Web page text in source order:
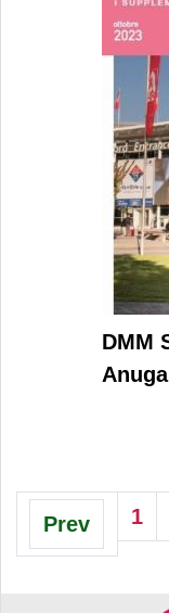
DMM
Prev 1